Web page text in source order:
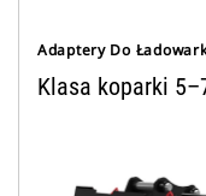
Adaptery Do
Klasa koparki